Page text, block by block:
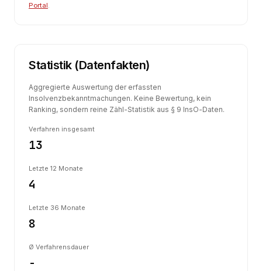
Portal.
Statistik (Datenfakten)
Aggregierte Auswertung der erfassten
Insolvenzbekanntmachungen. Keine Bewertung, kein
Ranking, sondern reine Zähl-Statistik aus § 9 InsO-Daten.
Verfahren insgesamt
13
Letzte 12 Monate
4
Letzte 36 Monate
8
Ø Verfahrensdauer
-